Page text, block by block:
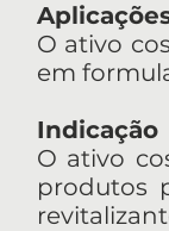
O ativo
em
Indicação
O ativo
produtos